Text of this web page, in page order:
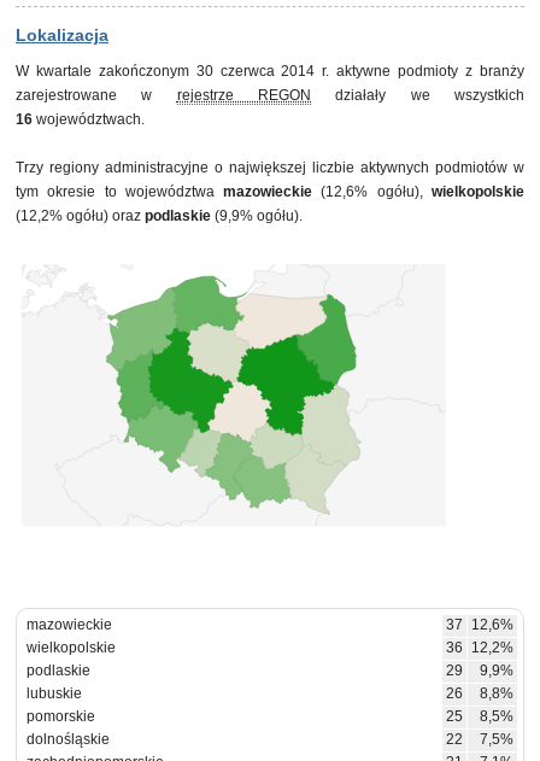
30 czerwca 2013
281
30 września 2013
31 marca 2014
286
30 czerwca 2014
294
Lokalizacja
W kwartale zakończonym 30 czerwca 2014 r. aktywne podmioty z branży
zarejestrowane w rejestrze REGON
działały we wszystkich
16 województwach.
Trzy regiony administracyjne o największej liczbie aktywnych podmiotów w
tym okresie to województwamazowieckie (12,6% ogółu),wielkopolskie
(12,2% ogółu) oraz podlaskie (9,9% ogółu).
mazowieckie 37
12,6%
wielkopolskie
36
12,2%
podlaskie
29
9,9%
lubuskie
26
8,8%
pomorskie
25
8,5%
dolnośląskie
22
7,5%